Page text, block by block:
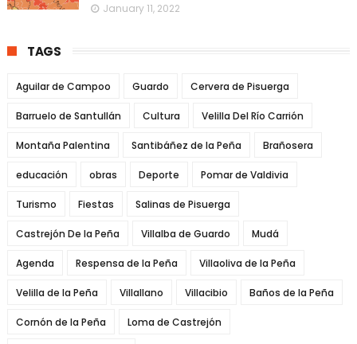
January 11, 2022
TAGS
Aguilar de Campoo Guardo Cervera de Pisuerga
Barruelo de Santullán Cultura Velilla Del Río Carrión
Montaña Palentina Santibáñez de la Peña Brañosera
educación obras Deporte Pomar de Valdivia
Turismo Fiestas Salinas de Pisuerga
Castrejón De la Peña Villalba de Guardo Mudá
Agenda Respensa de la Peña Villaoliva de la Peña
Velilla de la Peña Villallano Villacibio Baños de la Peña
Cornón de la Peña Loma de Castrejón